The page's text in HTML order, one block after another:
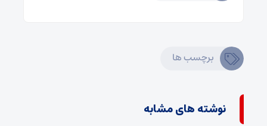
برچسب ها
نوشته های مشابه